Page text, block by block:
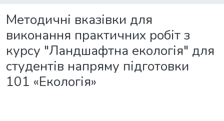
Методичні вказівки для
виконання практичних робіт з
курсу "Ландшафтна екологія" для
студентів напряму підготовки
101 «Екологія»